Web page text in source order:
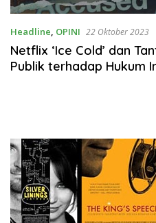
Headline, OPINI 22 Oktober 2023
Netflix ‘Ice Cold’ dan
Publik terhadap Hukum